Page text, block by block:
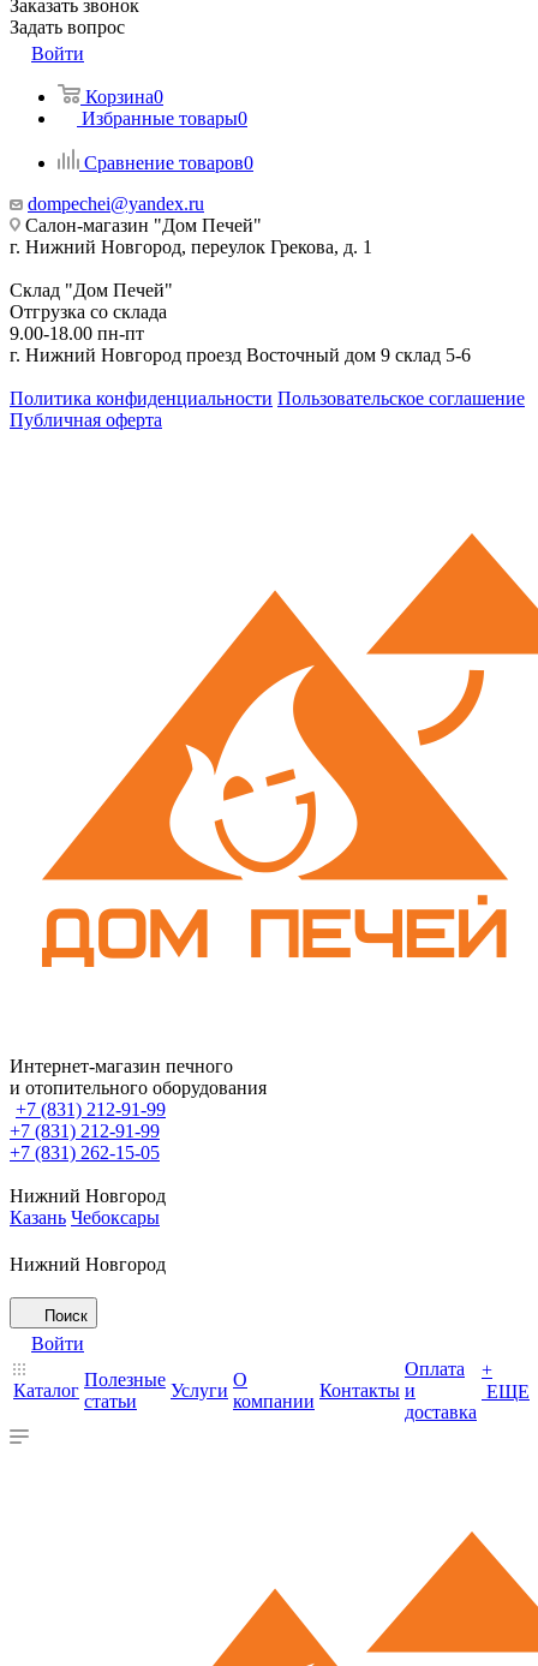
Заказать звонок
Задать вопрос
Войти
Корзина0
Избранные товары0
Сравнение товаров0
dompechei@yandex.ru
Салон-магазин "Дом Печей"
г. Нижний Новгород, переулок Грекова, д. 1
Склад "Дом Печей"
Отгрузка со склада
9.00-18.00 пн-пт
г. Нижний Новгород проезд Восточный дом 9 склад 5-6
Политика конфиденциальности Пользовательское соглашение
Публичная оферта
Интернет-магазин печного
и отопительного оборудования
+7 (831) 212-91-99
+7 (831) 212-91-99
+7 (831) 262-15-05
Нижний Новгород
Казань Чебоксары
Нижний Новгород
Поиск
Войти
Каталог
Полезные
статьи
Услуги
О
компании
Контакты
Оплата
и
доставка
+
ЕЩЕ